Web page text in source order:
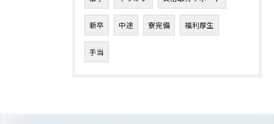
新卒 中途 寮完備 福利厚生
手当